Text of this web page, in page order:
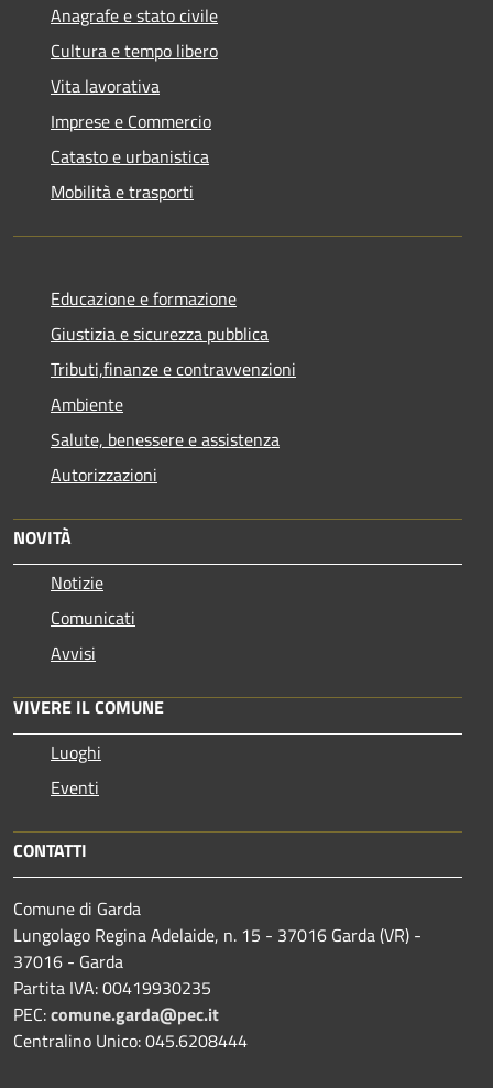
Anagrafe e stato civile
Cultura e tempo libero
Vita lavorativa
Imprese e Commercio
Catasto e urbanistica
Mobilità e trasporti
Educazione e formazione
Giustizia e sicurezza pubblica
Tributi,finanze e contravvenzioni
Ambiente
Salute, benessere e assistenza
Autorizzazioni
NOVITÀ
Notizie
Comunicati
Avvisi
VIVERE IL COMUNE
Luoghi
Eventi
CONTATTI
Comune di Garda
Lungolago Regina Adelaide, n. 15 - 37016 Garda (VR) -
37016 - Garda
Partita IVA: 00419930235
PEC:comune.garda@pec.it
Centralino Unico: 045.6208444